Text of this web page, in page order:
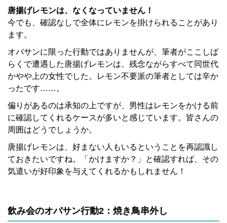
唐揚げレモンは、なくなっていません！
今でも、確認なしで全体にレモンを掛けられることがあり
ます。
オバサンに限った行動ではありませんが、筆者がここしば
らくで遭遇した唐揚げレモンは、残念ながらすべて同世代
かやや上の女性でした。レモン不要派の筆者としては辛か
ったです……。
偏りがあるのは承知の上ですが、男性はレモンをかける前
に確認してくれるケースが多いと感じています。皆さんの
周囲はどうでしょうか。
唐揚げレモンは、好まない人もいるということを再認識し
ておきたいですね。「かけますか？」と確認すれば、その
気遣いが好印象を与えてくれるかもしれません！
飲み会のオバサン行動2：焼き鳥串外し